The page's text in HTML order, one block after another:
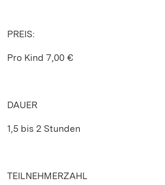
PREIS:
Pro Kind 7,00 €
DAUER
1,5 bis 2 Stunden
TEILNEHMERZAHL